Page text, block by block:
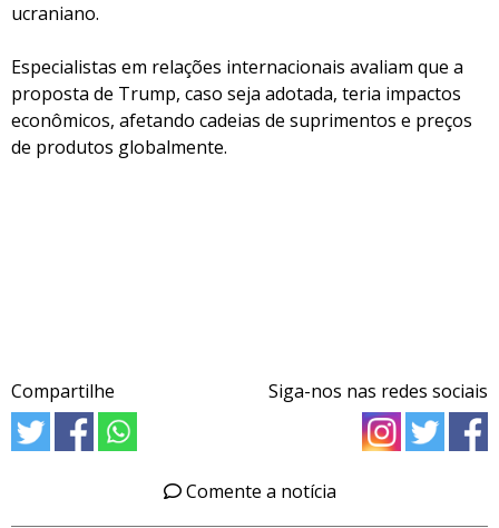
ucraniano.
Especialistas em relações internacionais avaliam que a
proposta de Trump, caso seja adotada, teria impactos
econômicos, afetando cadeias de suprimentos e preços
de produtos globalmente.
Compartilhe Siga-nos nas redes sociais
Comente a notícia